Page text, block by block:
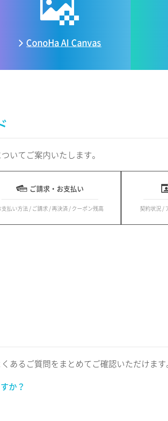
ConoHaAI Canvas
いてご案内いたします。
ご請求・お支払い
支払い方法 / ご請求 / 再決済 / クーポン残高 契約状況 /
あるご質問をまとめてご確認いただけます
か？